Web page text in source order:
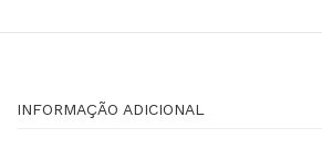
INFORMAÇÃO ADICIONAL